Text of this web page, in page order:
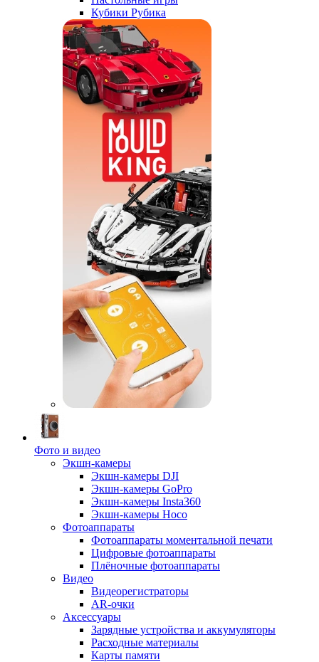
Кубики Рубика
Фото и видео
Экшн-камеры
Экшн-камеры DJI
Экшн-камеры GoPro
Экшн-камеры Insta360
Экшн-камеры Hoco
Фотоаппараты
Фотоаппараты моментальной печати
Цифровые фотоаппараты
Плёночные фотоаппараты
Видео
Видеорегистраторы
AR-очки
Аксессуары
Зарядные устройства и аккумуляторы
Расходные материалы
Карты памяти